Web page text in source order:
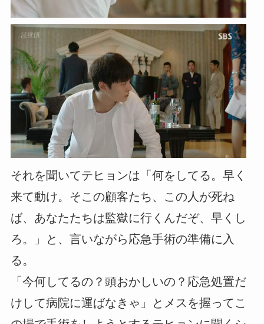
それを聞いてテヒョンは「何をしてる。早く
来て動け。そこの顧客たち、この人が死ね
ば、あなたたちは監獄に行くんだぞ、早くし
ろ。」と、言いながら応急手術の準備に入
る。
「今何してるの？頭おかしいの？応急処置だ
けして病院に運ばなきゃ」とメスを握ってこ